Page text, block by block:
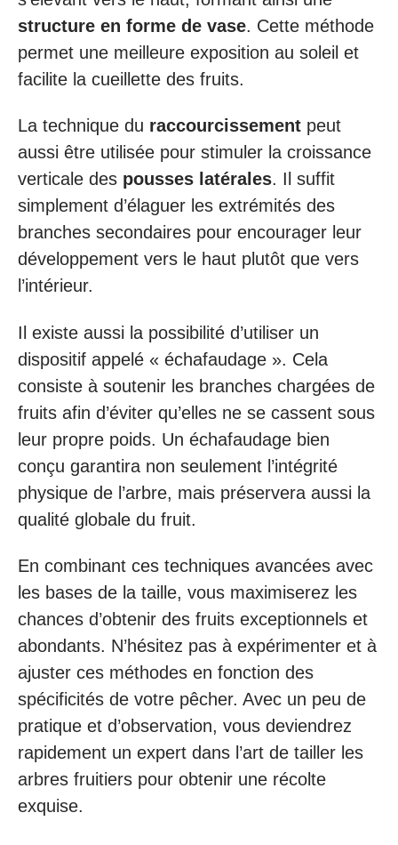
structure en forme de vase. Cette méthode
permet une meilleure exposition au soleil et
facilite la cueillette des fruits.
La technique du raccourcissement peut
aussi être utilisée pour stimuler la croissance
verticale des pousses latérales. Il suffit
simplement d’élaguer les extrémités des
branches secondaires pour encourager leur
développement vers le haut plutôt que vers
l’intérieur.
Il existe aussi la possibilité d’utiliser un
dispositif appelé « échafaudage ». Cela
consiste à soutenir les branches chargées de
fruits afin d’éviter qu’elles ne se cassent sous
leur propre poids. Un échafaudage bien
conçu garantira non seulement l’intégrité
physique de l’arbre, mais préservera aussi la
qualité globale du fruit.
En combinant ces techniques avancées avec
les bases de la taille, vous maximiserez les
chances d’obtenir des fruits exceptionnels et
abondants. N’hésitez pas à expérimenter et à
ajuster ces méthodes en fonction des
spécificités de votre pêcher. Avec un peu de
pratique et d’observation, vous deviendrez
rapidement un expert dans l’art de tailler les
arbres fruitiers pour obtenir une récolte
exquise.